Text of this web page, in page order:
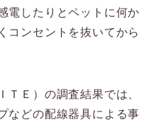
電したりとペットに何か
コンセントを抜いてから
ＴＥ）の調査結果では、
などの配線器具による事